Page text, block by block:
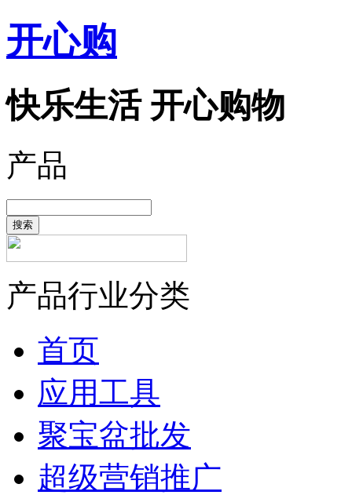
开心购
快乐生活 开心购物
产品
搜索
产品行业分类
首页
应用工具
聚宝盆批发
超级营销推广